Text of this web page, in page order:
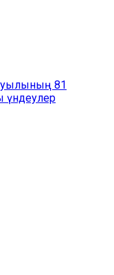
81
үндеулер